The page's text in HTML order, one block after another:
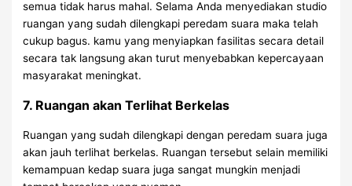
semua tidak harus mahal. Selama Anda menyediakan studio
ruangan yang sudah dilengkapi peredam suara maka telah
cukup bagus. kamu yang menyiapkan fasilitas secara detail
secara tak langsung akan turut menyebabkan kepercayaan
masyarakat meningkat.
7. Ruangan akan Terlihat Berkelas
Ruangan yang sudah dilengkapi dengan peredam suara juga
akan jauh terlihat berkelas. Ruangan tersebut selain memiliki
kemampuan kedap suara juga sangat mungkin menjadi